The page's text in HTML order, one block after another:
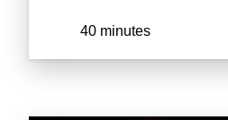
40 minutes